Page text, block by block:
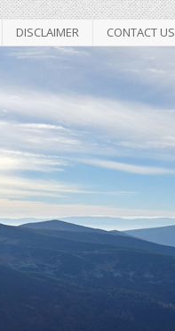
DISCLAIMER CONTACT US